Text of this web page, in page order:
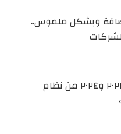
وبشكل ملموس..
استفادة الفترتين الضريبيتين ٢٠٢٣ و٢٠٢٤ من نظام